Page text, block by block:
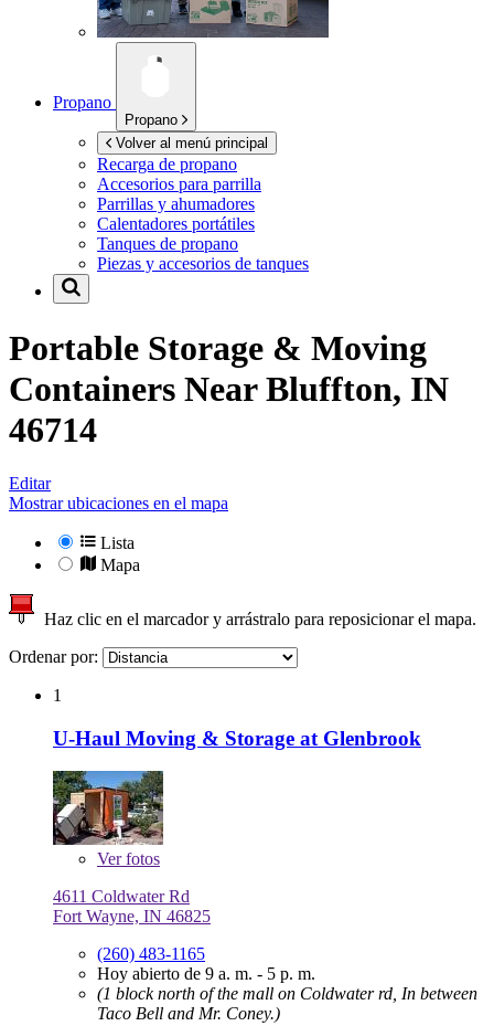
Propano
Propano
Volver al menú principal
Recarga de propano
Accesorios para parrilla
Parrillas y ahumadores
Calentadores portátiles
Tanques de propano
Piezas y accesorios de tanques
Portable Storage & Moving
Containers NearBluffton, IN
46714
Editar
Mostrar ubicaciones en el mapa
Lista
Mapa
Haz clic en el marcador y arrástralo para reposicionar el mapa.
Ordenar por:
1
U-Haul Moving & Storage at Glenbrook
Verfotos
4611 Coldwater Rd
Fort Wayne, IN 46825
(260) 483-1165
Hoy abierto de 9 a. m. - 5 p. m.
(1 block north of the mall on Coldwater rd, In between
Taco Bell and Mr. Coney.)